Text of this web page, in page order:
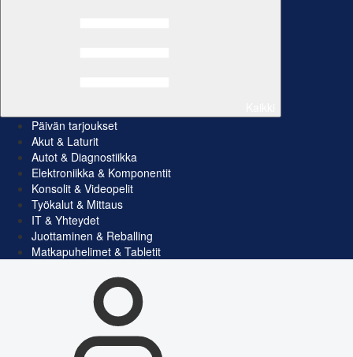
Päivän tarjoukset
Akut & Laturit
Autot & Diagnostiikka
Elektroniikka & Komponentit
Konsolit & Videopelit
Työkalut & Mittaus
IT & Yhteydet
Juottaminen & Reballing
Matkapuhelimet & Tabletit